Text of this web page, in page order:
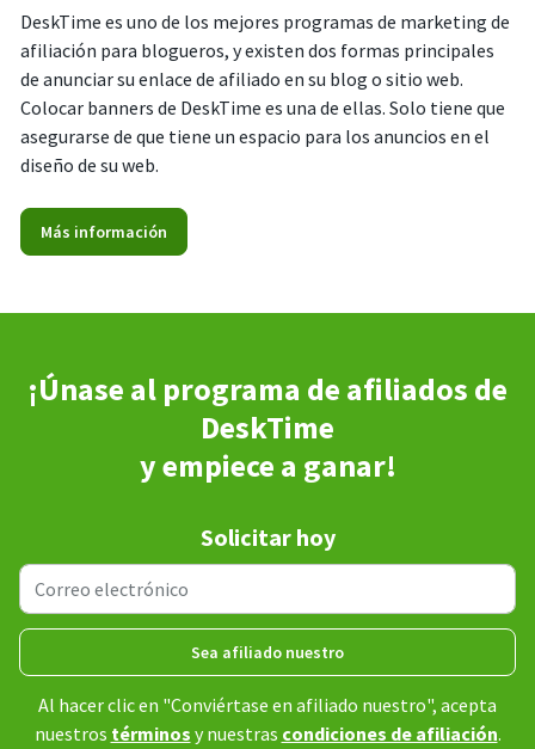
DeskTime es uno de los mejores programas de marketing de
afiliación para blogueros, y existen dos formas principales
de anunciar su enlace de afiliado en su blog o sitio web.
Colocar banners de DeskTime es una de ellas. Solo tiene que
asegurarse de que tiene un espacio para los anuncios en el
diseño de su web.
Más información
¡Únase al programa de afiliados de
DeskTime
y empiece a ganar!
Solicitar hoy
Sea afiliado nuestro
Al hacer clic en "Conviértase en afiliado nuestro", acepta
nuestros términos y nuestras condiciones de afiliación.